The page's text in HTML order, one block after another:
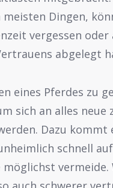
Dingen,
vergessen
abgelegt
eines Pferdes zu
sich an alles
Dazu
schnell